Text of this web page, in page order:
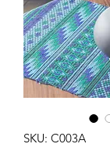
SKU: C003A